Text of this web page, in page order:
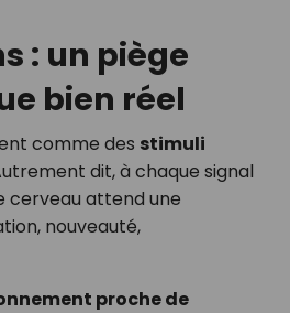
: un piège
bien réel
comme des stimuli
dit, à chaque signal
cerveau attend une
nouveauté,
proche de